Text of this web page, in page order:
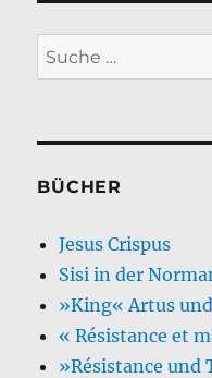
Suche
nach:
BÜCHER
Jesus Crispus
Sisi in der
»King« Artus
« Résistance et
»Résistance und